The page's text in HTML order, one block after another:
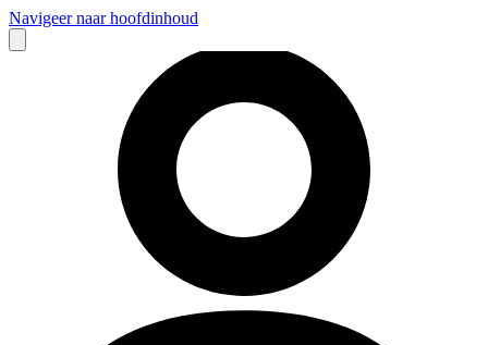
Navigeer naar hoofdinhoud